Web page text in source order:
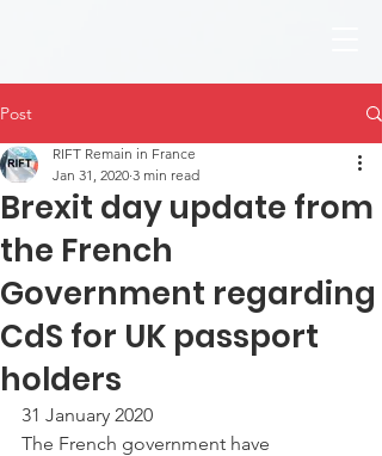
Post
Brexit day update from
the French
Government regarding
CdS for UK passport
holders
RIFT Remain in France
Jan 31, 2020 3 min read
31 January 2020
The French government have